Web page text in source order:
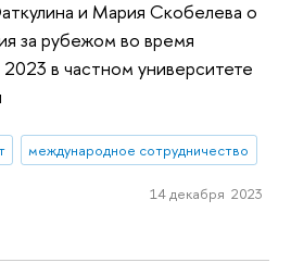
и Мария Скобелева о
за рубежом во время
в частном университете
международное сотрудничество
14 декабря 2023